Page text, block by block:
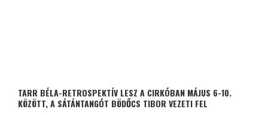
TARR BÉLA-RETROSPEKTÍV LESZ A CIRKÓBAN MÁJUS 6-10.
KÖZÖTT, A SÁTÁNTANGÓT BÖDŐCS TIBOR VEZETI FEL